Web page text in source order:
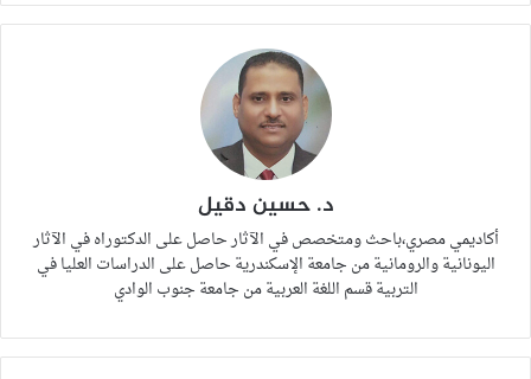
د. حسين دقيل
أكاديمي مصري،باحث ومتخصص في الآثار حاصل على الدكتوراه في الآثار
اليونانية والرومانية من جامعة الإسكندرية حاصل على الدراسات العليا في
التربية قسم اللغة العربية من جامعة جنوب الوادي